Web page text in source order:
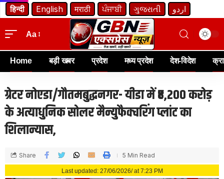
हिन्दी English मराठी ਪੰਜਾਬੀ ગુજરાતી اردو
Aa
Home बड़ी खबर प्रदेश मध्य प्रदेश देश-विदेश
ग्रेटर नोएडा/गौतमबुद्धनगर- यीडा में ₹8,200 करोड़
के अत्याधुनिक सोलर मैन्युफैक्चरिंग प्लांट का
शिलान्यास,
Last updated: 27/06/2026/ at 7:23 PM
Share 5 Min Read